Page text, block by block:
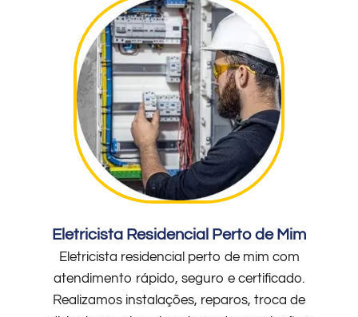
Eletricista Residencial Perto de Mim
Eletricista residencial perto de mim com
atendimento rápido, seguro e certificado.
Realizamos instalações, reparos, troca de